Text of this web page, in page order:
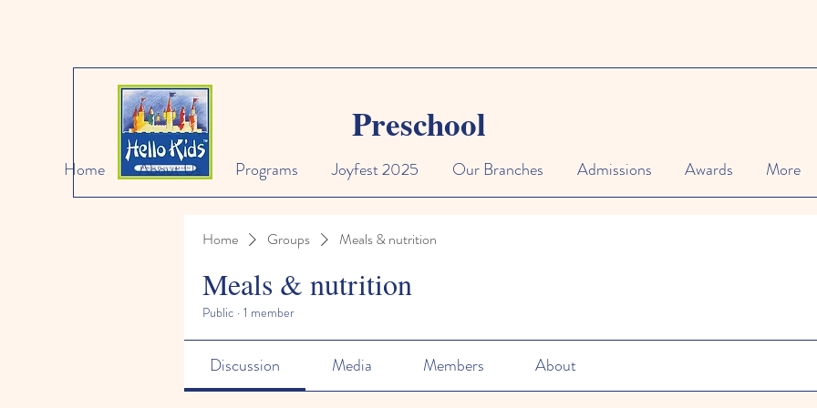
Preschool
Home About Us Programs Joyfest 2025 Our Branches Admissions Awards More
Home Groups Meals & nutrition
Meals & nutrition
Public · 1 member
Discussion Media Members About